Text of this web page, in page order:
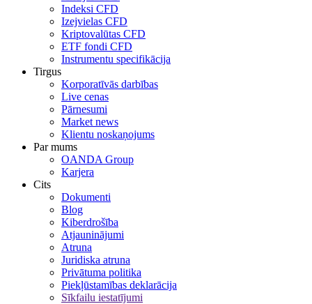
Indeksi CFD
Izejvielas CFD
Kriptovalūtas CFD
ETF fondi CFD
Instrumentu specifikācija
Tirgus
Korporatīvās darbības
Live cenas
Pārnesumi
Market news
Klientu noskaņojums
Par mums
OANDA Group
Karjera
Cits
Dokumenti
Blog
Kiberdrošība
Atjauninājumi
Atruna
Juridiska atruna
Privātuma politika
Piekļūstamības deklarācija
Sīkfailu iestatījumi